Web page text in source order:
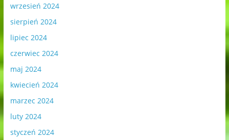
wrzesień 2024
sierpień 2024
lipiec 2024
czerwiec 2024
maj 2024
kwiecień 2024
marzec 2024
luty 2024
styczeń 2024